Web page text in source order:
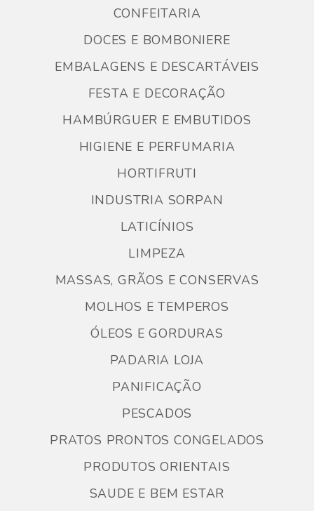
CONFEITARIA
DOCES E BOMBONIERE
EMBALAGENS E DESCARTÁVEIS
FESTA E DECORAÇÃO
HAMBÚRGUER E EMBUTIDOS
HIGIENE E PERFUMARIA
HORTIFRUTI
INDUSTRIA SORPAN
LATICÍNIOS
LIMPEZA
MASSAS, GRÃOS E CONSERVAS
MOLHOS E TEMPEROS
ÓLEOS E GORDURAS
PADARIA LOJA
PANIFICAÇÃO
PESCADOS
PRATOS PRONTOS CONGELADOS
PRODUTOS ORIENTAIS
SAUDE E BEM ESTAR